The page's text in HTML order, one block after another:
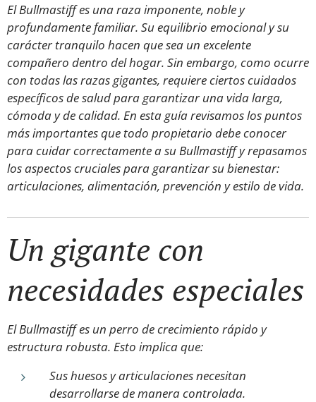
El Bullmastiff es una raza imponente, noble y
profundamente familiar. Su equilibrio emocional y su
carácter tranquilo hacen que sea un excelente
compañero dentro del hogar. Sin embargo, como ocurre
con todas las razas gigantes, requiere ciertos cuidados
específicos de salud para garantizar una vida larga,
cómoda y de calidad. En esta guía revisamos los puntos
más importantes que todo propietario debe conocer
para cuidar correctamente a su Bullmastiff yrepasamos
los aspectos cruciales para garantizar su bienestar:
articulaciones, alimentación, prevención y estilo de vida.
Un gigante con
necesidades especiales
El Bullmastiff es un perro de crecimiento rápido y
estructura robusta. Esto implica que:
Sus huesos y articulaciones necesitan
desarrollarse de manera controlada.